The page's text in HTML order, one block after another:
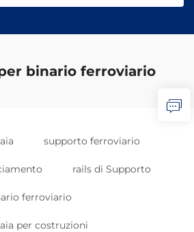
binario ferroviario
supporto ferroviario
rails di Supporto
ferroviario
per costruzioni